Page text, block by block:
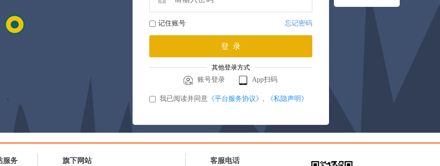
记住账号 忘记密码
登 录
其他登录方式
账号登录
App扫码
我已阅读并同意 《平台服务协议》 , 《私隐声明》
服务 旗下网站 客服电话